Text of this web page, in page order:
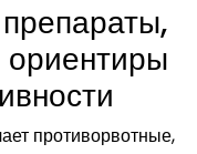
ориентиры
противорвотные,